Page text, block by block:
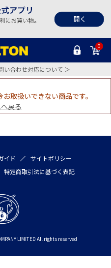
0
い合わせ対応について ＞
取扱いできない商品です。
戻る
イド
サイトポリシー
特定商取引法に基づく表記
LIMITED All rights reserved